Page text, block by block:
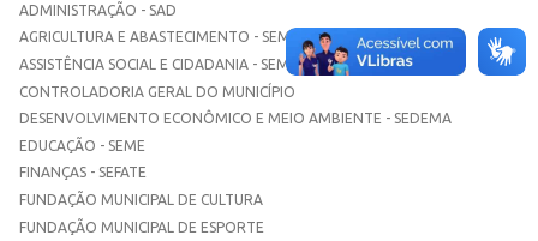
ADMINISTRAÇÃO - SAD
AGRICULTURA E ABASTECIMENTO - SEMAA
ASSISTÊNCIA SOCIAL E CIDADANIA - SEMASC
CONTROLADORIA GERAL DO MUNICÍPIO
DESENVOLVIMENTO ECONÔMICO E MEIO AMBIENTE - SEDEMA
EDUCAÇÃO - SEME
FINANÇAS - SEFATE
FUNDAÇÃO MUNICIPAL DE CULTURA
FUNDAÇÃO MUNICIPAL DE ESPORTE